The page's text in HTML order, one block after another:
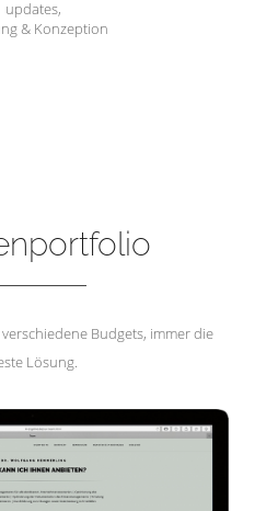
updates,
& Konzeption
Budgets, immer die
Lösung.